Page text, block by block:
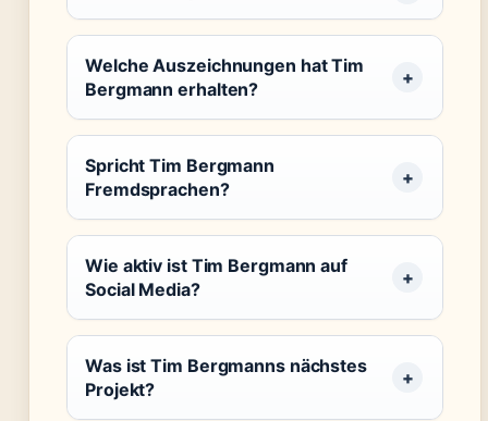
Welche Auszeichnungen hat Tim
Bergmann erhalten?
Spricht Tim Bergmann
Fremdsprachen?
Wie aktiv ist Tim Bergmann auf
Social Media?
Was ist Tim Bergmanns nächstes
Projekt?